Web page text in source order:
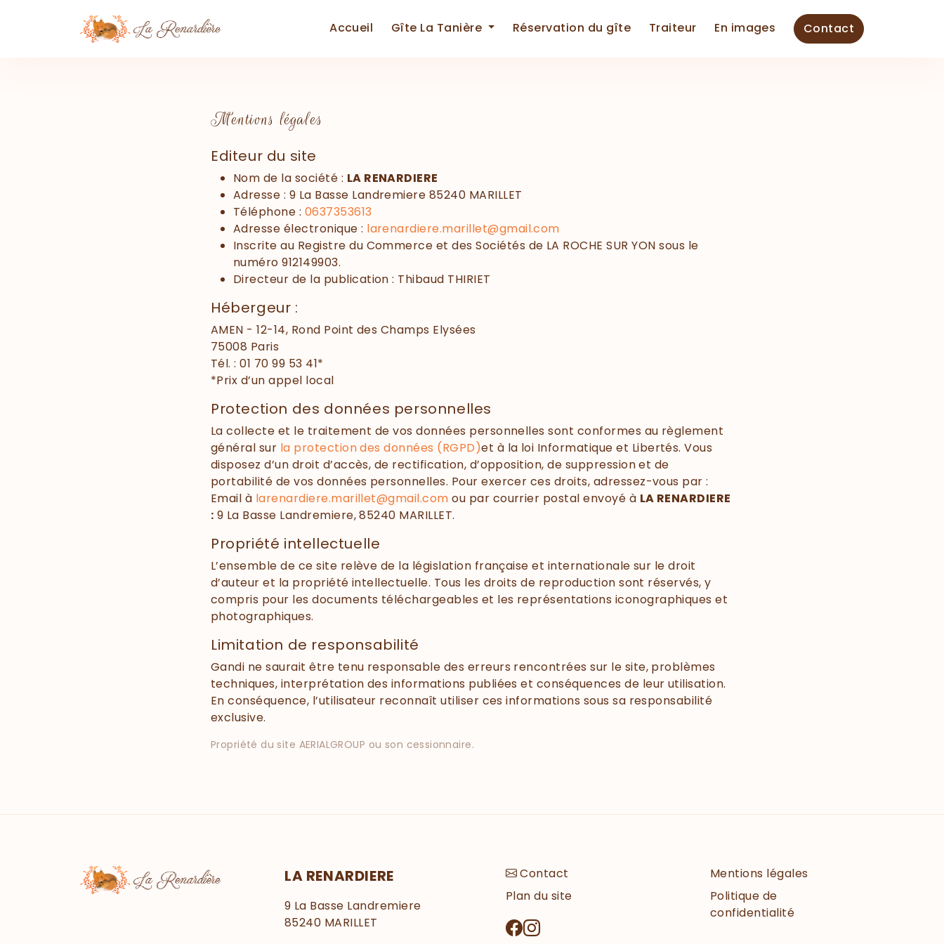
Accueil Gîte La Tanière Réservation du gîte Traiteur En images Contact
Mentions légales
Editeur du site
Nom de la société : LA RENARDIERE
Adresse : 9 La Basse Landremiere 85240 MARILLET
Téléphone : 0637353613
Adresse électronique : larenardiere.marillet@gmail.com
Inscrite au Registre du Commerce et des Sociétés de LA ROCHE SUR YON sous le
numéro 912149903.
Directeur de la publication : Thibaud THIRIET
Hébergeur :
AMEN - 12-14, Rond Point des Champs Elysées
75008 Paris
Tél. : 01 70 99 53 41*
*Prix d’un appel local
Protection des données personnelles
La collecte et le traitement de vos données personnelles sont conformes au règlement
général sur la protection des données (RGPD)et à la loi Informatique et Libertés. Vous
disposez d’un droit d’accès, de rectification, d’opposition, de suppression et de
portabilité de vos données personnelles. Pour exercer ces droits, adressez-vous par :
Email à larenardiere.marillet@gmail.com ou par courrier postal envoyé à LA RENARDIERE
: 9 La Basse Landremiere, 85240 MARILLET.
Propriété intellectuelle
L’ensemble de ce site relève de la législation française et internationale sur le droit
d’auteur et la propriété intellectuelle. Tous les droits de reproduction sont réservés, y
compris pour les documents téléchargeables et les représentations iconographiques et
photographiques.
Limitation de responsabilité
Gandi ne saurait être tenu responsable des erreurs rencontrées sur le site, problèmes
techniques, interprétation des informations publiées et conséquences de leur utilisation.
En conséquence, l’utilisateur reconnaît utiliser ces informations sous sa responsabilité
exclusive.
Propriété du site AERIALGROUP ou son cessionnaire.
LA RENARDIERE
9 La Basse Landremiere
85240 MARILLET
Contact
Plan du site
Mentions légales
Politique de
confidentialité